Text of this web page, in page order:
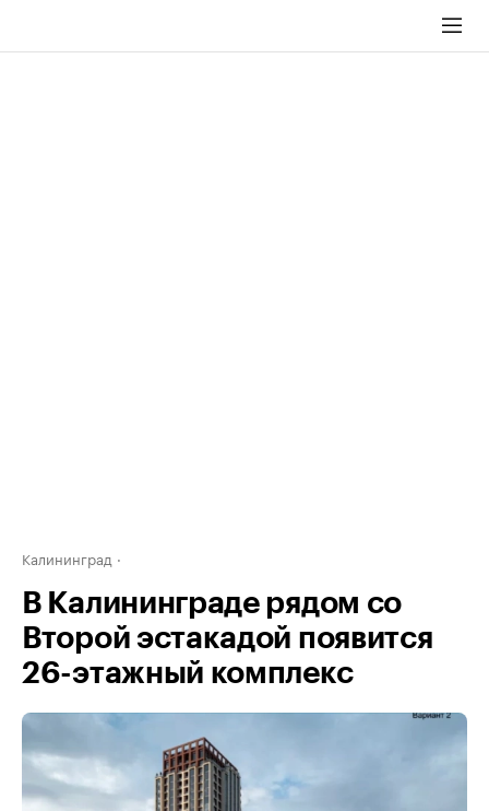
Калининград
В Калининграде рядом со
Второй эстакадой появится
26-этажный комплекс